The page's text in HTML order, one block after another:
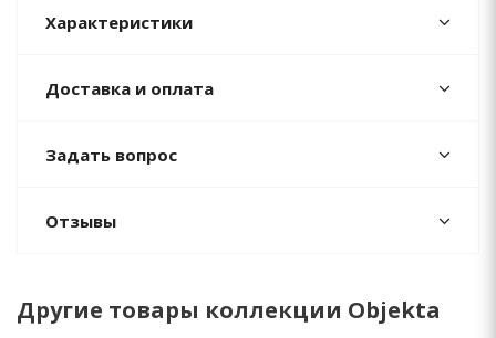
Характеристики
Доставка и оплата
Задать вопрос
Отзывы
Другие товары коллекции Objekta